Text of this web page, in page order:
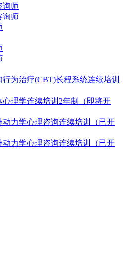
询师
询师
行为治疗(CBT)长程系统连续培训
心理学连续培训2年制（即将开
动力学心理咨询连续培训（已开
动力学心理咨询连续培训（已开